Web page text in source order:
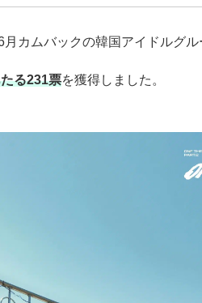
カムバックの韓国アイドルグル
る231票を獲得しました。